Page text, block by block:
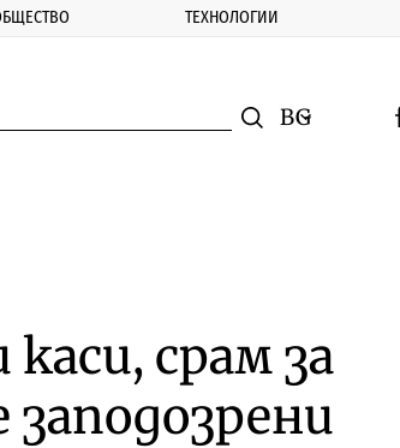
ТЕХНОЛОГИИ
Смяна на
срам за